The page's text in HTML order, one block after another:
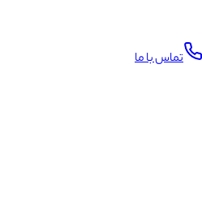
تماس با ما